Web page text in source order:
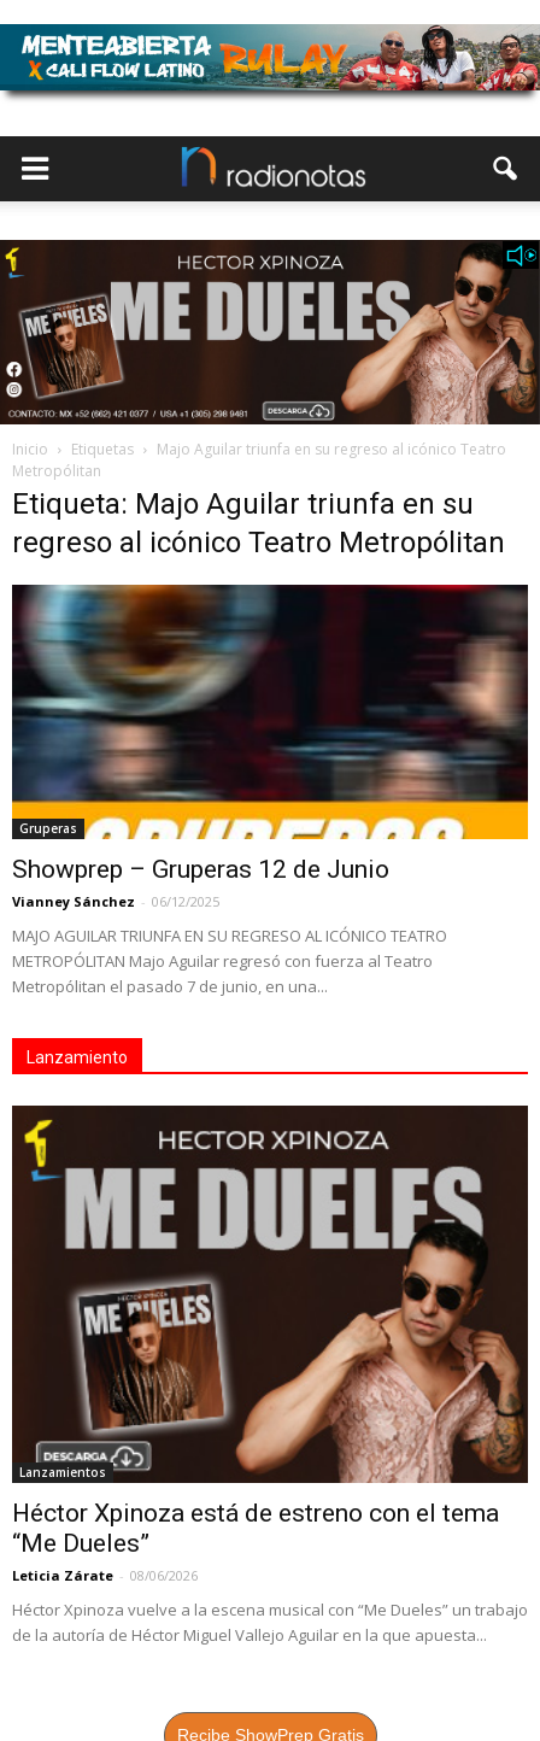
Inicio Etiquetas
Majo Aguilar triunfa en su regreso al icónico Teatro
Metropólitan
Etiqueta: Majo Aguilar triunfa en su
regreso al icónico Teatro Metropólitan
Gruperas
Showprep – Gruperas 12 de Junio
Vianney Sánchez - 06/12/2025
MAJO AGUILAR TRIUNFA EN SU REGRESO AL ICÓNICO TEATRO
METROPÓLITAN Majo Aguilar regresó con fuerza al Teatro
Metropólitan el pasado 7 de junio, en una...
Lanzamiento
Lanzamientos
Héctor Xpinoza está de estreno con el tema
“Me Dueles”
Leticia Zárate - 08/06/2026
Héctor Xpinoza vuelve a la escena musical con “Me Dueles” un trabajo
de la autoría de Héctor Miguel Vallejo Aguilar en la que apuesta...
Recibe ShowPrep Gratis